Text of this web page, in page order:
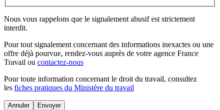
Nous vous rappelons que le signalement abusif est strictement
interdit.
Pour tout signalement concernant des informations inexactes ou une
offre déjà pourvue, rendez-vous auprès de votre agence France
Travail ou contactez-nous
Pour toute information concernant le droit du travail, consultez
les fiches pratiques du Ministère du travail
Annuler